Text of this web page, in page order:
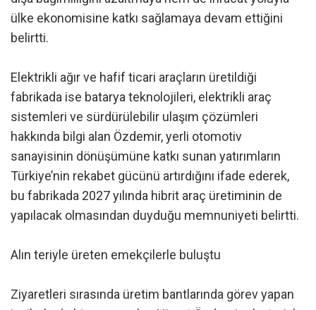
ülke ekonomisine katkı sağlamaya devam ettiğini
belirtti.
Elektrikli ağır ve hafif ticari araçların üretildiği
fabrikada ise batarya teknolojileri, elektrikli araç
sistemleri ve sürdürülebilir ulaşım çözümleri
hakkında bilgi alan Özdemir, yerli otomotiv
sanayisinin dönüşümüne katkı sunan yatırımların
Türkiye’nin rekabet gücünü artırdığını ifade ederek,
bu fabrikada 2027 yılında hibrit araç üretiminin de
yapılacak olmasından duyduğu memnuniyeti belirtti.
Alın teriyle üreten emekçilerle buluştu
Ziyaretleri sırasında üretim bantlarında görev yapan